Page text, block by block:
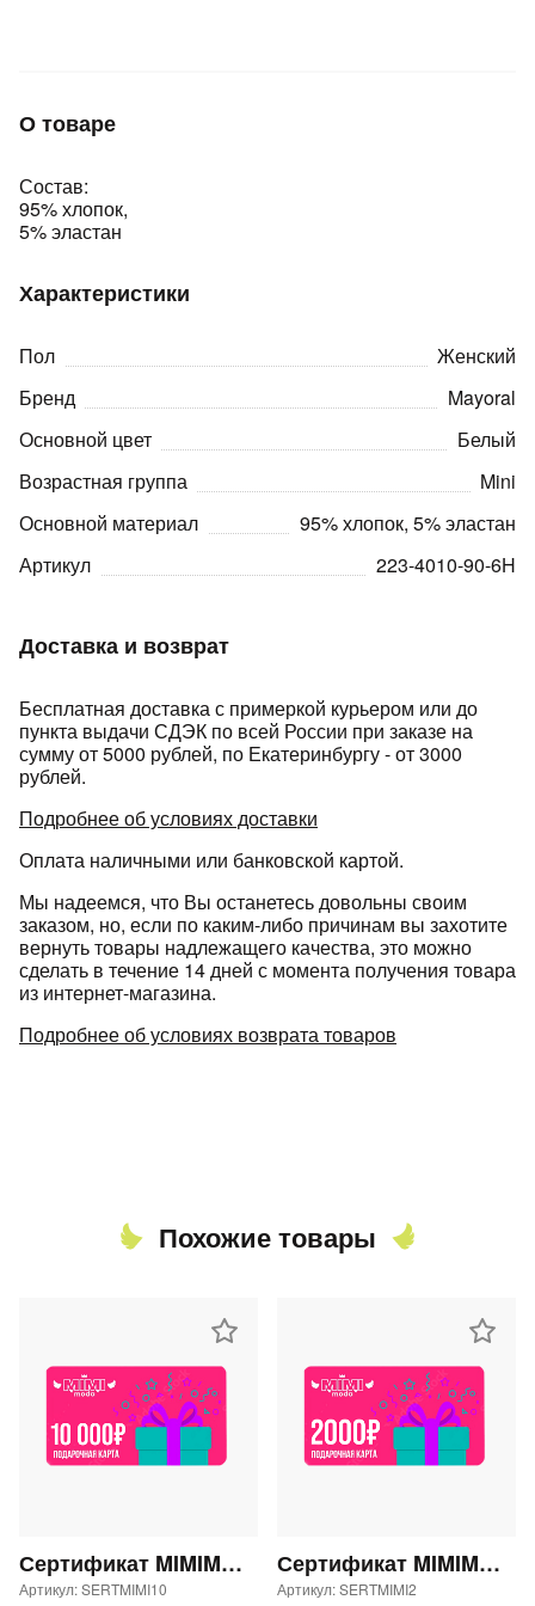
Доставка и возврат
Бесплатная доставка с примеркой курьером или до
пункта выдачи СДЭК по всей России при заказе на
сумму от 5000 рублей, по Екатеринбургу - от 3000
рублей.
Подробнее об условиях доставки
Оплата наличными или банковской картой.
Мы надеемся, что Вы останетесь довольны своим
заказом, но, если по каким-либо причинам вы захотите
вернуть товары надлежащего качества, это можно
сделать в течение 14 дней с момента получения товара
из интернет-магазина.
Подробнее об условиях возврата товаров
О товаре
Состав:
95% хлопок,
5% эластан
Характеристики
Пол
Женский
Бренд
Mayoral
Основной цвет
Белый
Возрастная группа
Mini
Основной материал
95% хлопок, 5% эластан
Артикул
223-4010-90-6H
Похожие товары
Сертификат MIMIMODA 10000 р.
Артикул: SERTMIMI10
Сертификат MIMIMODA 2000 р.
Артикул: SERTMIMI2
раз в 2 недели